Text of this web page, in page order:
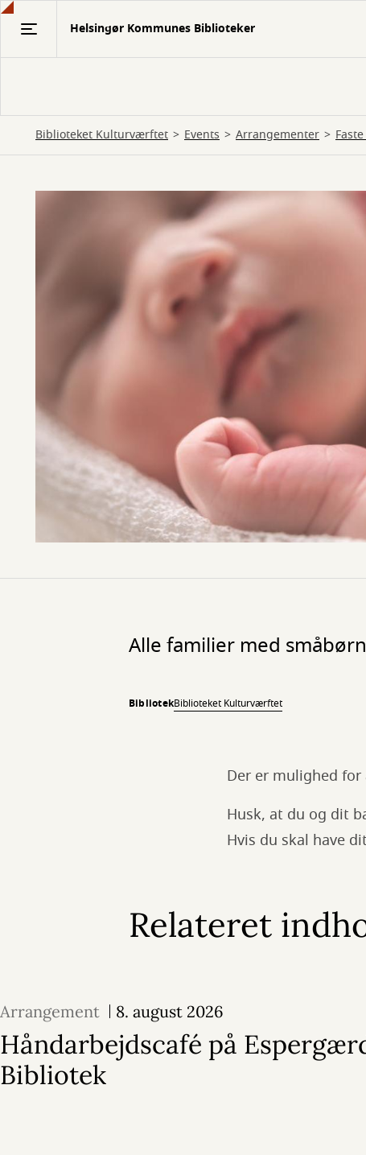
Gå
Helsingør Kommunes Biblioteker
Biblioteket Kulturværftet Events Arrangementer
Alle familier med
BibliotekBiblioteket Kulturværftet
Der er mulighed
Husk, at du og dit
Hvis du skal have
Relateret
Arrangement 8. august 2026
Håndarbejdscafé på
Bibliotek